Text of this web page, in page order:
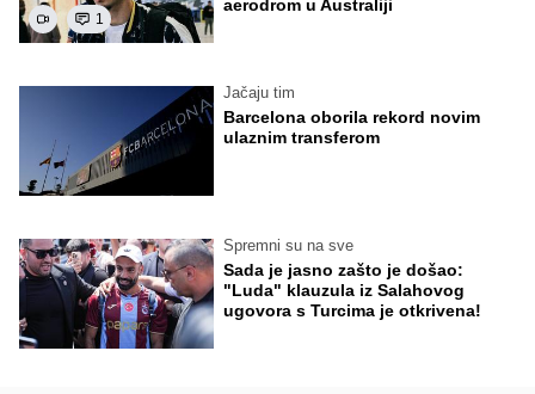
1
aerodrom u Australiji
Jačaju tim
Barcelona oborila rekord novim
ulaznim transferom
Spremni su na sve
Sada je jasno zašto je došao:
"Luda" klauzula iz Salahovog
ugovora s Turcima je otkrivena!